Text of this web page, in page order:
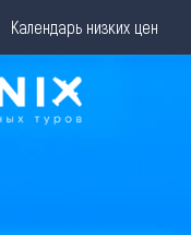
Календарь низких цен